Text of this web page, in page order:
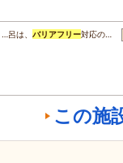
…呂は、 バリアフリー対応の…
この施